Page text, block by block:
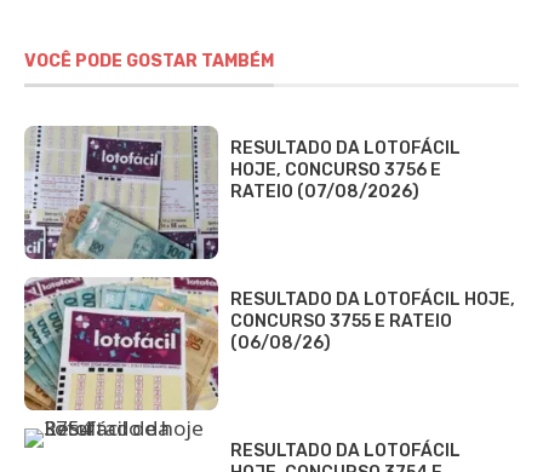
VOCÊ PODE GOSTAR TAMBÉM
RESULTADO DA LOTOFÁCIL
HOJE, CONCURSO 3756 E
RATEIO (07/08/2026)
RESULTADO DA LOTOFÁCIL HOJE,
CONCURSO 3755 E RATEIO
(06/08/26)
RESULTADO DA LOTOFÁCIL